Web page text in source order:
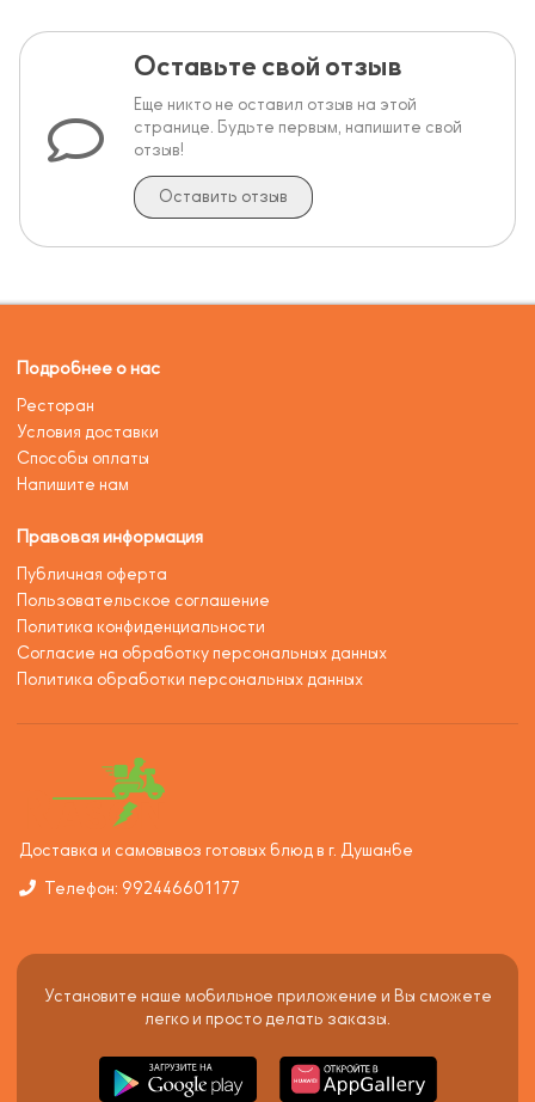
Оставьте свой отзыв
Еще никто не оставил отзыв на этой
странице. Будьте первым, напишите свой
отзыв!
Оставить отзыв
Подробнее о нас
Ресторан
Условия доставки
Способы оплаты
Напишите нам
Правовая информация
Публичная оферта
Пользовательское соглашение
Политика конфиденциальности
Согласие на обработку персональных данных
Политика обработки персональных данных
Доставка и самовывоз готовых блюд в г. Душанбе
Телефон: 992446601177
Установите наше мобильное приложение и Вы сможете
легко и просто делать заказы.